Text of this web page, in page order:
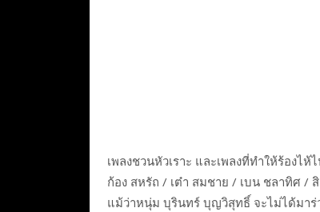
เพลงชวนหัวเราะ และเพลงที่ทำให้ร้อง
ก้อง สหรัถ / เต๋า สมชาย / เบน ชลาทิศ /
แม้ว่าหนุ่ม บุรินทร์ บุญวิสุทธิ์ จะไม่ได้มา